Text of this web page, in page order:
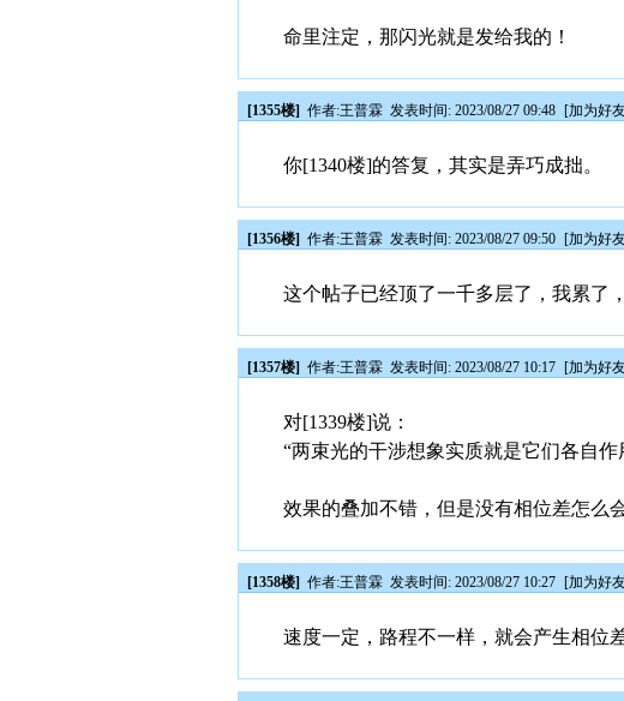
命里注定，那闪光就是发给我的！
[1355楼] 作者:王普霖 发表时间: 2023/08/27 09:48 [加为好
你[1340楼]的答复，其实是弄巧成拙。
[1356楼] 作者:王普霖 发表时间: 2023/08/27 09:50 [加为好
这个帖子已经顶了一千多层了，我累了
[1357楼] 作者:王普霖 发表时间: 2023/08/27 10:17 [加为好
对[1339楼]说：
“两束光的干涉想象实质就是它们各自作
效果的叠加不错，但是没有相位差怎么
[1358楼] 作者:王普霖 发表时间: 2023/08/27 10:27 [加为好
速度一定，路程不一样，就会产生相位